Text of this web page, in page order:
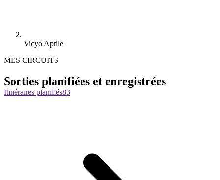
Vicyo Aprile
MES CIRCUITS
Sorties planifiées et enregistrées
Itinéraires planifiés83